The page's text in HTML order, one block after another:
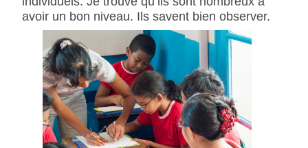
avoir un bon niveau. Ils savent bien observer.